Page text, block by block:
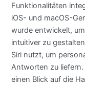
Funktionalitäten
iOS- und macOS-
wurde entwickelt,
intuitiver zu
Siri nutzt, um
Antworten zu
einen Blick auf die